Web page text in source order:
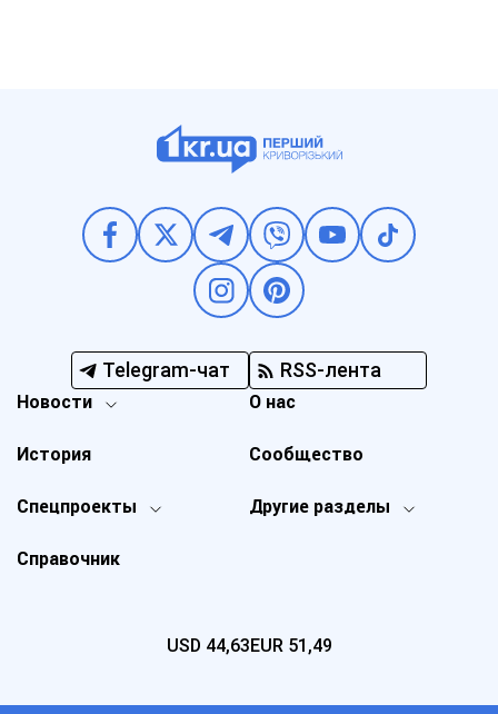
Telegram-чат RSS-лента
Новости
Спецпроекты Другие разделы
История
О нас
Справочник
Сообщество
USD 44,63EUR 51,49